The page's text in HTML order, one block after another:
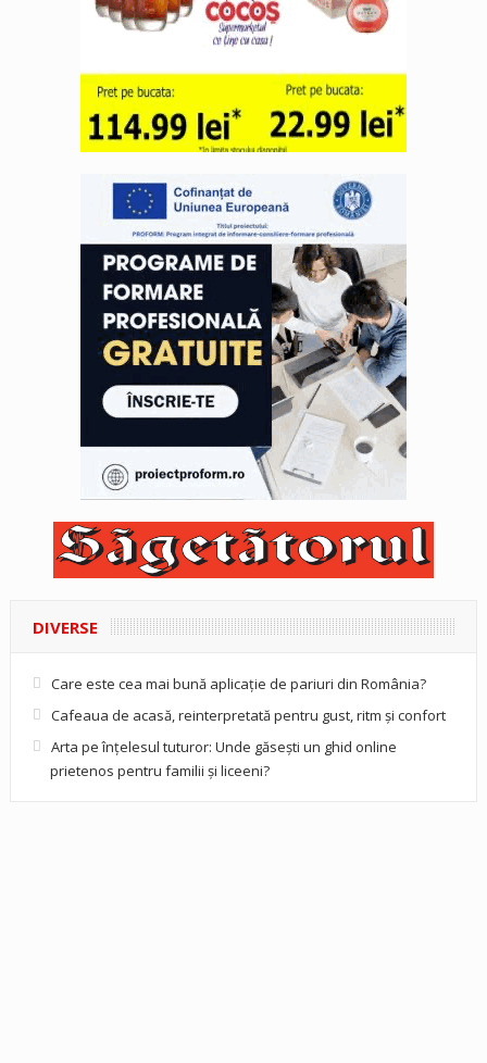
DIVERSE
Care este cea mai bună aplicație de pariuri din România?
Cafeaua de acasă, reinterpretată pentru gust, ritm și confort
Arta pe înțelesul tuturor: Unde găsești un ghid online
prietenos pentru familii și liceeni?